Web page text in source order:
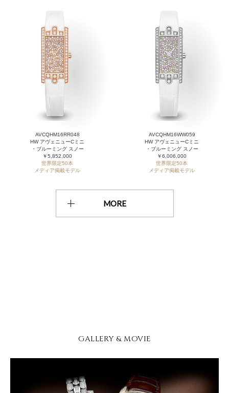
AVCQHM16RR048
HW アヴェニューCミニ
・ブルーミング スノー
￥5,852,000
世界限定50本
メディア掲載モデル
AVCQHM16WW059
HW アヴェニューCミニ
・ブルーミング スノー
￥6,006,000
世界限定50本
メディア掲載モデル
MORE
GALLERY & MOVIE